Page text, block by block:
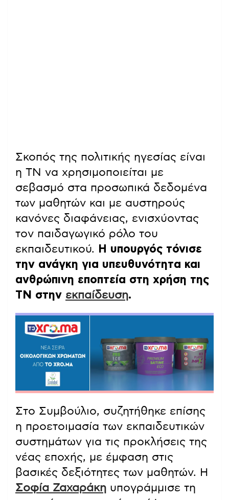
Σκοπός της πολιτικής ηγεσίας είναι
η ΤΝ να χρησιμοποιείται με
σεβασμό στα προσωπικά δεδομένα
των μαθητών και με αυστηρούς
κανόνες διαφάνειας, ενισχύοντας
τον παιδαγωγικό ρόλο του
εκπαιδευτικού.
Η υπουργός τόνισε
την ανάγκη για υπευθυνότητα και
ανθρώπινη εποπτεία στη χρήση της
ΤΝ στην εκπαίδευση.
Στο Συμβούλιο, συζητήθηκε επίσης
η προετοιμασία των εκπαιδευτικών
συστημάτων για τις προκλήσεις της
νέας εποχής, με έμφαση στις
βασικές δεξιότητες των μαθητών. Η
Σοφία Ζαχαράκη υπογράμμισε τη